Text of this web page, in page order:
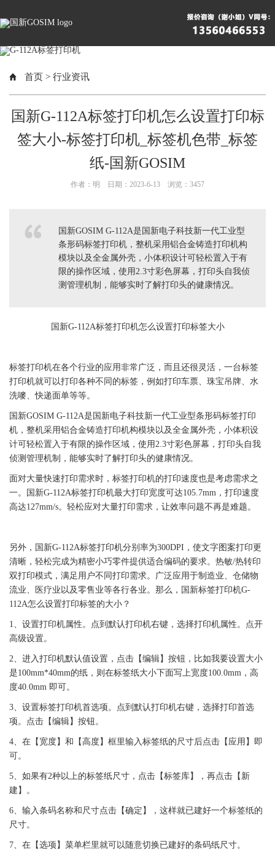
首页 > 行业资讯
国新G-112A标签打印机怎么设置打印标
签大小-标签打印机_标签机色带_标签
纸-国新GOSIM
作者：明 日期：2023-6-13 浏览： 3457
国新GOSIM G-112A是国新电子科技新一代工业型
条形码标签打印机，整机采用铝合金铸造打印机构
模块以及全金属外壳，小体积设计可轻松置入于有
限的操作区域，使用2.3寸彩色屏幕，打印头自我侦
测管理机制，能够实时了解打印头的健康情况。
国新G-112A标签打印机怎么设置打印标签大小
标签打印机在各个行业的应用非常广泛，而且还很灵活，一台标签
打印机就可以打印各种不同的标签 ，例如打印车票、珠宝吊牌、水
洗嘜、快递面单等等。
国新GOSIM G-112A是 国新电子科技新一代工业型条形码标签打印
机，整机采用铝合金铸造打印机构模块以及全金属外壳，小体积设
计可轻松置入于有限的操作区域，使用2.3寸彩色屏幕，打印头自我
侦测管理机制，能够实时了解打印头的健康情况。
面对大量快速打印需求时， 标签打印机的打印速度也是考虑需求之
一。
国新G-112A标签打印机最大打印宽度可达105.7mm，打印速度
高达127mm/s。轻松应对大量打印需求，让效率问题不再是难题。
另外， 国新G-112A标签打印机分别率为300DPI，使文字图案打印更
清晰，轻松完成为精密小巧零件提供适合编码的要求。热敏/热转印
双打印模式，满足用户不同打印需求。广泛应用于制造业、仓储物
流业、医疗业以及零售业等各行各业。那么， 国新标签打印机G-
112A怎么设置打印标签的大小？
1、设置打印机属性。点到默认打印机右键，选择打印机属性。点开
高级设置。
2、进入打印机默认值设置，点击【编辑】按钮，比如我要设置大小
是100mm*40mm的纸，则在标签纸大小下面写上宽度100.0mm，高
度40.0mm 即可。
3、设置标签打印机首选项。点到默认打印机右键，选择打印首选
项。点击【编辑】按钮。
4、在【宽度】和【高度】框里输入标签纸的尺寸后点击【应用】即
可。
5、如果有2种以上的标签纸尺寸，点击【标签库】，再点击【新
建】。
6、输入条码名称和尺寸点击【确定】，这样就已建好一个标签纸的
尺寸。
7、在【选项】菜单栏里就可以随意切换已建好的条码纸尺寸。